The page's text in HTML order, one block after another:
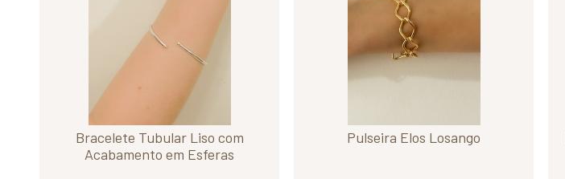
Bracelete Tubular Liso com
Acabamento em Esferas
Pulseira Elos Losango